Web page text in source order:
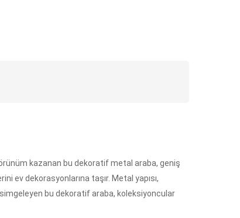
kazanan bu dekoratif metal araba, geniş
ev dekorasyonlarına taşır. Metal yapısı,
simgeleyen bu dekoratif araba, koleksiyoncular